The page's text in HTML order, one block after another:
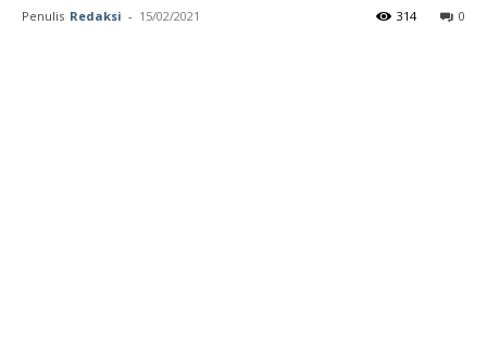
Penulis Redaksi - 15/02/2021 0
314